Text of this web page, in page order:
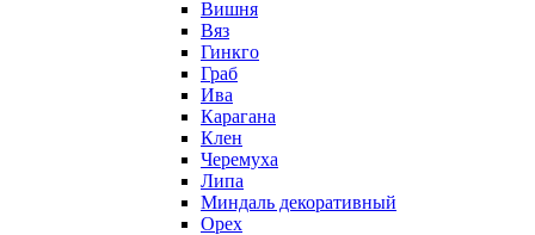
Вишня
Вяз
Гинкго
Граб
Ива
Карагана
Клен
Черемуха
Липа
Миндаль декоративный
Орех